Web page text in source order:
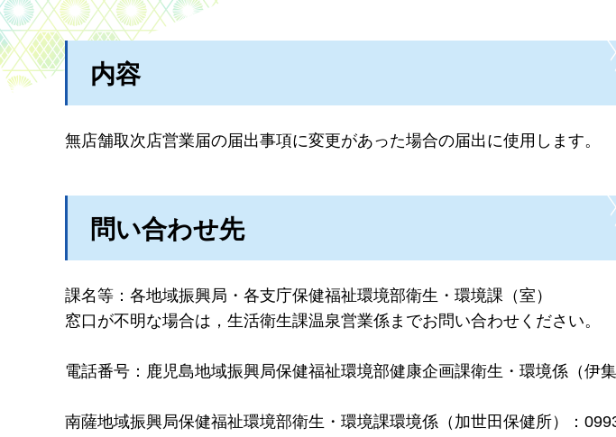
内容
無店舗取次店営業届の届出事項に変更があった場合の届出に使用します。
問い合わせ先
課名等：各地域振興局・各支庁保健福祉環境部衛生・環境課（室）
窓口が不明な場合は，生活衛生課温泉営業係までお問い合わせください。
電話番号：鹿児島地域振興局保健福祉環境部健康企画課衛生・環境係（伊
南薩地域振興局保健福祉環境部衛生・環境課環境係（加世田保健所）：